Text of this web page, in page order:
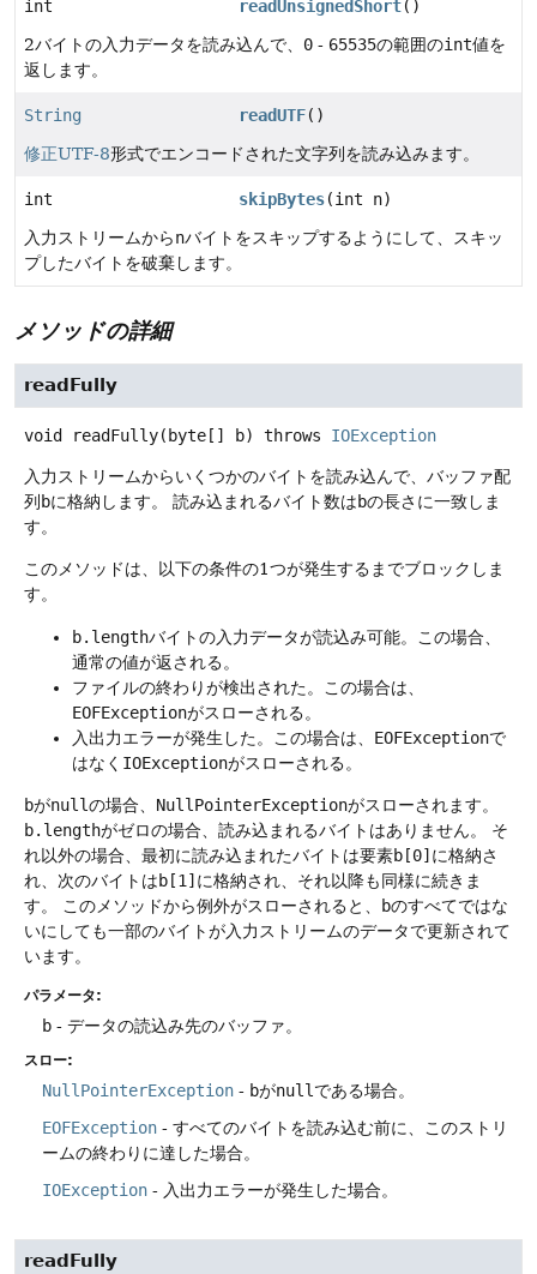
int readUnsignedShort()
2バイトの入力データを読み込んで、 0 - 65535の範囲のint値を
返します。
String readUTF()
修正UTF-8形式でエンコードされた文字列を読み込みます。
int skipBytes(int n)
入力ストリームからnバイトをスキップするようにして、スキッ
プしたバイトを破棄します。
メソッドの詳細
readFully
void readFully(byte[] b) throws IOException
入力ストリームからいくつかのバイトを読み込んで、バッファ配
列 bに格納します。 読み込まれるバイト数はbの長さに一致しま
す。
このメソッドは、以下の条件の1つが発生するまでブロックしま
す。
b.lengthバイトの入力データが読込み可能。この場合、
通常の値が返される。
ファイルの終わりが検出された。この場合は、
EOFExceptionがスローされる。
入出力エラーが発生した。この場合は、 EOFExceptionで
はなく IOExceptionがスローされる。
bがnullの場合、 NullPointerExceptionがスローされます。
b.lengthがゼロの場合、読み込まれるバイトはありません。
そ
れ以外の場合、最初に読み込まれたバイトは要素b[0] に格納さ
れ、次のバイトはb[1] に格納され、それ以降も同様に続きま
す。
このメソッドから例外がスローされると、 bのすべてではな
いにしても一部のバイトが入力ストリームのデータで更新されて
います。
パラメータ:
b - データの読込み先のバッファ。
スロー:
NullPointerException - bがnullである場合。
EOFException - すべてのバイトを読み込む前に、このストリ
ームの終わりに達した場合。
IOException - 入出力エラーが発生した場合。
readFully